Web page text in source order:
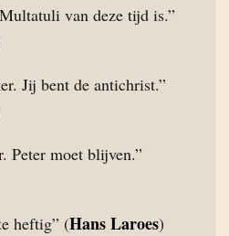
van deze tijd is.”
Jij bent de antichrist.”
Peter moet blijven.”
heftig” (Hans Laroes)